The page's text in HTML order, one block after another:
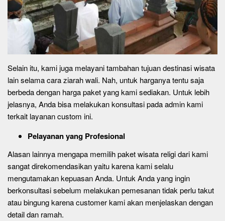
Selain itu, kami juga melayani tambahan tujuan destinasi wisata
lain selama cara ziarah wali. Nah, untuk harganya tentu saja
berbeda dengan harga paket yang kami sediakan. Untuk lebih
jelasnya, Anda bisa melakukan konsultasi pada admin kami
terkait layanan custom ini.
Pelayanan yang Profesional
Alasan lainnya mengapa memilih paket wisata religi dari kami
sangat direkomendasikan yaitu karena kami selalu
mengutamakan kepuasan Anda. Untuk Anda yang ingin
berkonsultasi sebelum melakukan pemesanan tidak perlu takut
atau bingung karena customer kami akan menjelaskan dengan
detail dan ramah.